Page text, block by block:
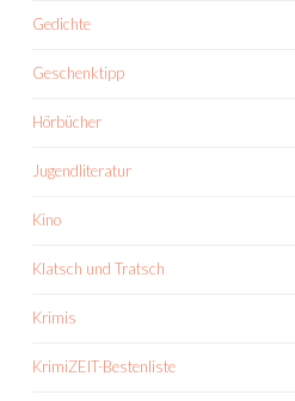
Gedichte
Geschenktipp
Hörbücher
Jugendliteratur
Kino
Klatsch und Tratsch
Krimis
KrimiZEIT-Bestenliste